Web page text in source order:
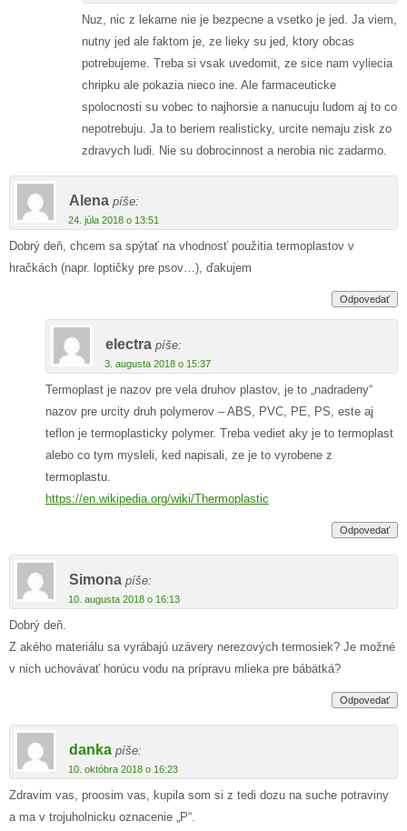
Nuz, nic z lekarne nie je bezpecne a vsetko je jed. Ja viem,
nutny jed ale faktom je, ze lieky su jed, ktory obcas
potrebujeme. Treba si vsak uvedomit, ze sice nam vyliecia
chripku ale pokazia nieco ine. Ale farmaceuticke
spolocnosti su vobec to najhorsie a nanucuju ludom aj to co
nepotrebuju. Ja to beriem realisticky, urcite nemaju zisk zo
zdravych ludi. Nie su dobrocinnost a nerobia nic zadarmo.
Alena píše:
24. júla 2018 o 13:51
Dobrý deň, chcem sa spýtať na vhodnosť použitia termoplastov v
hračkách (napr. loptičky pre psov…), ďakujem
Odpovedať
electra píše:
3. augusta 2018 o 15:37
Termoplast je nazov pre vela druhov plastov, je to „nadradeny“
nazov pre urcity druh polymerov – ABS, PVC, PE, PS, este aj
teflon je termoplasticky polymer. Treba vediet aky je to termoplast
alebo co tym mysleli, ked napisali, ze je to vyrobene z
termoplastu.
https://en.wikipedia.org/wiki/Thermoplastic
Odpovedať
Simona píše:
10. augusta 2018 o 16:13
Dobrý deň.
Z akého materiálu sa vyrábajú uzávery nerezových termosiek? Je možné
v nich uchovávať horúcu vodu na prípravu mlieka pre bábätká?
Odpovedať
danka píše:
10. októbra 2018 o 16:23
Zdravim vas, proosim vas, kupila som si z tedi dozu na suche potraviny
a ma v trojuholnicku oznacenie „P“.